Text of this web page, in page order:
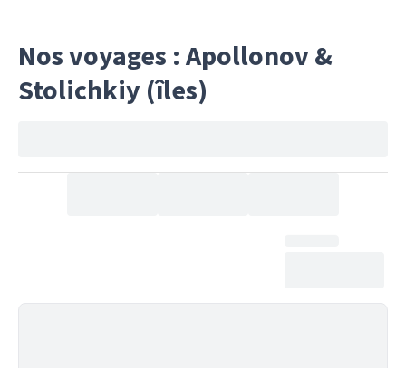
Nos voyages : Apollonov &
Stolichkiy (îles)